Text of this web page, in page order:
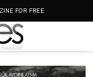
FOR FREE